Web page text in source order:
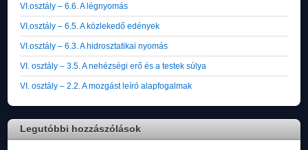
VI.osztály – 6.6. A légnyomás
VI.osztály – 6.5. A közlekedő edények
VI.osztály – 6.3. A hidrosztatikai nyomás
VI. osztály – 3.5. A nehézségi erő és a testek súlya
VI. osztály – 2.2. A mozgást leíró alapfogalmak
Legutóbbi hozzászólások